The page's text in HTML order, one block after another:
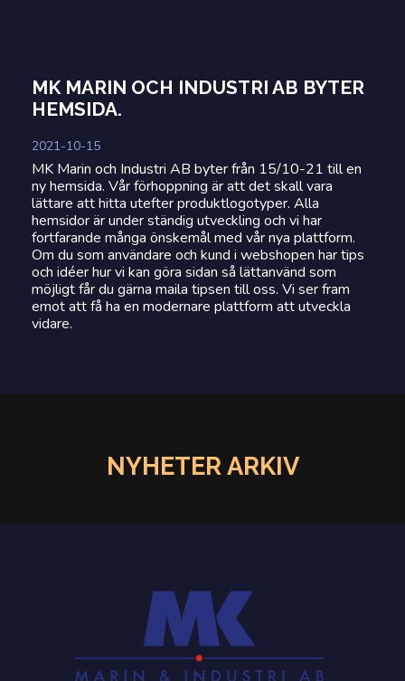
MK MARIN OCH INDUSTRI AB BYTER
HEMSIDA.
2021-10-15
MK Marin och Industri AB byter från 15/10-21 till en
ny hemsida. Vår förhoppning är att det skall vara
lättare att hitta utefter produktlogotyper. Alla
hemsidor är under ständig utveckling och vi har
fortfarande många önskemål med vår nya plattform.
Om du som användare och kund i webshopen har tips
och idéer hur vi kan göra sidan så lättanvänd som
möjligt får du gärna maila tipsen till oss. Vi ser fram
emot att få ha en modernare plattform att utveckla
vidare.
NYHETER ARKIV